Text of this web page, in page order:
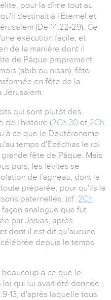
pour la dîme tout au
destinait à l'Éternel et
(De 14:22-29). Ce
exécution facile, et
de la manière dont il
de Pâque proprement
(abib ou nisan), fête
en fête de la
Jérusalem.
qui sont plutôt des
de l'histoire (2Ch 30 et 2Ch
à ce que le Deutéronome
temps d'Ézéchias le roi
fête de Pâque. Mais
purs, les lévites se
de l'agneau, dont la
préparée, pour qu'ils la
paternelles. (cf. 2Ch
analogue que fut
par Josias, après
dont il est dit qu'aucune
depuis le temps
à ce que le
qui lui avait été donnée ;
13, d'après laquelle tous